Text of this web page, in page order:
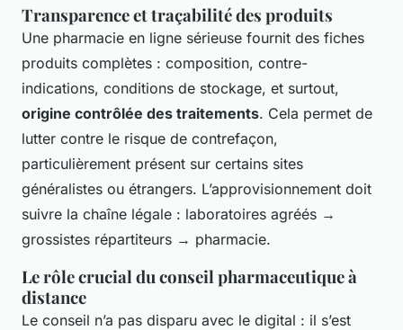
Transparence et traçabilité des produits
Une pharmacie en ligne sérieuse fournit des fiches
produits complètes : composition, contre-
indications, conditions de stockage, et surtout,
origine contrôlée des traitements. Cela permet de
lutter contre le risque de contrefaçon,
particulièrement présent sur certains sites
généralistes ou étrangers. L’approvisionnement doit
suivre la chaîne légale : laboratoires agréés →
grossistes répartiteurs → pharmacie.
Le rôle crucial du conseil pharmaceutique à
distance
Le conseil n’a pas disparu avec le digital : il s’est